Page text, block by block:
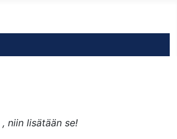
niin lisätään se!